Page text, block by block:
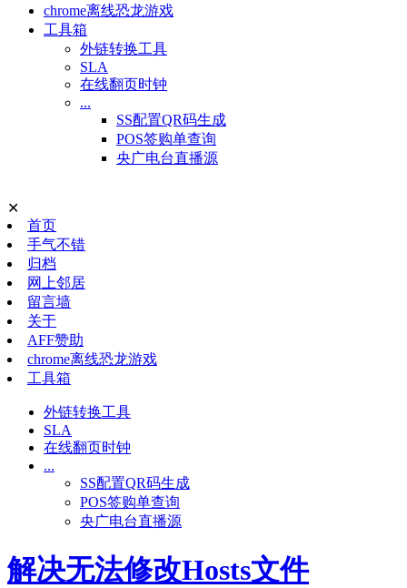
chrome离线恐龙游戏
工具箱
外链转换工具
SLA
在线翻页时钟
...
SS配置QR码生成
POS签购单查询
央广电台直播源
✕
首页
手气不错
归档
网上邻居
留言墙
关于
AFF赞助
chrome离线恐龙游戏
工具箱
外链转换工具
SLA
在线翻页时钟
...
SS配置QR码生成
POS签购单查询
央广电台直播源
解决无法修改Hosts文件